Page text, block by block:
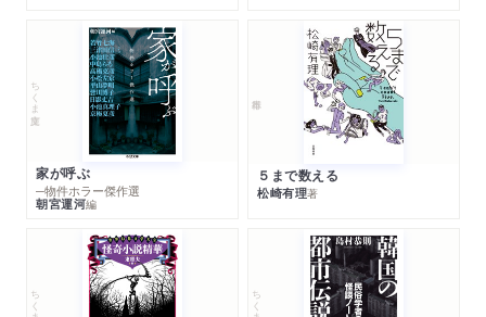
ちくま文庫
家が呼ぶ
─物件ホラー傑作選
朝宮運河編
５まで数える
松崎有理著
ちくま文庫 ちくま文庫